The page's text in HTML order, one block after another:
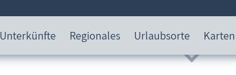
Unterkünfte Regionales Urlaubsorte Karten